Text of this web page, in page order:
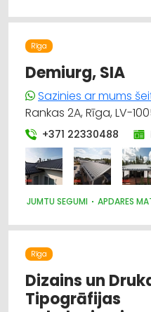
Auto riepu serviss
Rīga
Demiurg, SIA
Sazinies ar mums
Rankas 2A, Rīga, LV-
+371 22330488
JUMTU SEGUMI APDARES
Rīga
Dizains un
Tipogrāfijas